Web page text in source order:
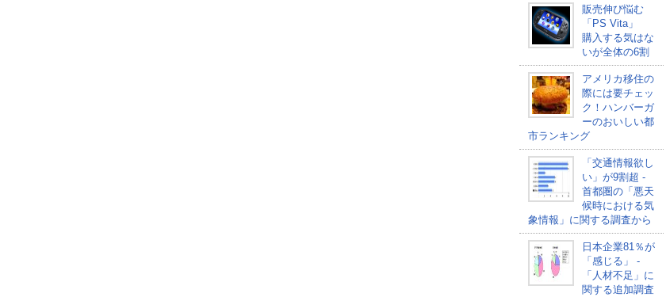
販売伸び悩む
「PS Vita」
購入する気はな
いが全体の6割
アメリカ移住の
際には要チェッ
ク！ハンバーガ
ーのおいしい都
市ランキング
「交通情報欲し
い」が9割超 -
首都圏の「悪天
候時における気
象情報」に関する調査から
日本企業81％が
「感じる」 -
「人材不足」に
関する追加調査